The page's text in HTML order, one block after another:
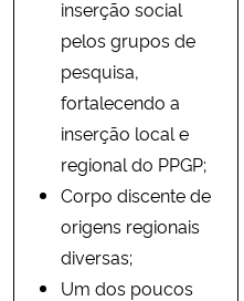
inserção social
pelos grupos de
pesquisa,
fortalecendo a
inserção local e
regional do PPGP;
Corpo discente de
origens regionais
diversas;
Um dos poucos